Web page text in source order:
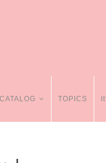
CATALOG TOPICS